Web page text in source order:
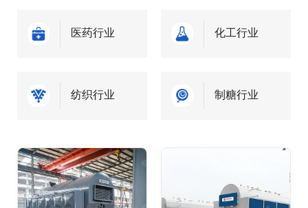
医药行业 化工行业
纺织行业 制糖行业